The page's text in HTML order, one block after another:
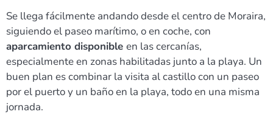
Se llega fácilmente andando desde el centro de Moraira,
siguiendo el paseo marítimo, o en coche, con
aparcamiento disponible en las cercanías,
especialmente en zonas habilitadas junto a la playa. Un
buen plan es combinar la visita al castillo con un paseo
por el puerto y un baño en la playa, todo en una misma
jornada.​